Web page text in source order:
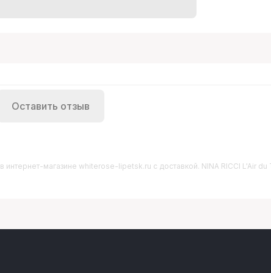
Оставить отзыв
в интернет-магазине whiterose-lipetsk.ru с доставкой. NINA RICCI L'Air